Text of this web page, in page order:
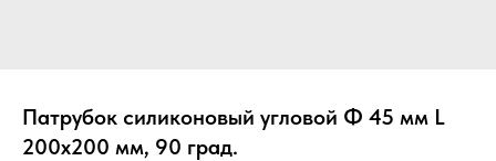
Патрубок силиконовый угловой Ф 45 мм L
200х200 мм, 90 град.